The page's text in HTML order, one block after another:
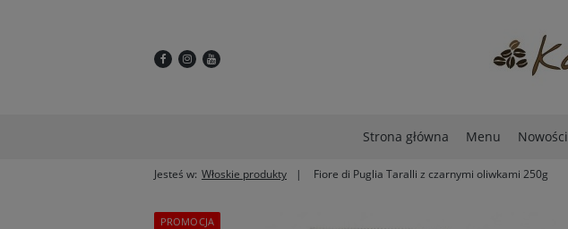
Strona główna Menu Nowości
Jesteś w: Włoskie produkty Fiore di Puglia Taralli z czarnymi oliwkami 250g
PROMOCJA